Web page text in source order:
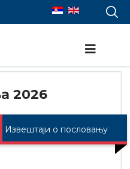
2026
Извештаји о пословању